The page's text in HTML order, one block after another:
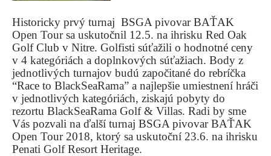
Historicky prvý turnaj BSGA pivovar BAŤAK
Open Tour sa uskutočnil 12.5. na ihrisku Red Oak
Golf Club v Nitre. Golfisti súťažili o hodnotné ceny
v 4 kategóriách a doplnkových súťažiach. Body z
jednotlivých turnajov budú započitané do rebríčka
“Race to BlackSeaRama” a najlepšie umiestnení hráči
v jednotlivých kategóriách, ziskajú pobyty do
rezortu BlackSeaRama Golf & Villas. Radi by sme
Vás pozvali na ďalší turnaj BSGA pivovar BAŤAK
Open Tour 2018, ktorý sa uskutoční 23.6. na ihrisku
Penati Golf Resort Heritage.